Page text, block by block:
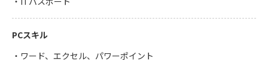
PCスキル
・ワード、エクセル、パワーポイント